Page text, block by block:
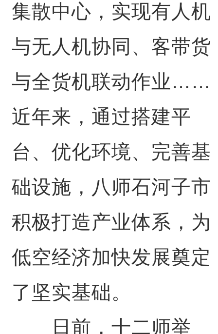
集散中心，实现有人机
与无人机协同、客带货
与全货机联动作业……
近年来，通过搭建平
台、优化环境、完善基
础设施，八师石河子市
积极打造产业体系，为
低空经济加快发展奠定
了坚实基础。
日前，十二师举